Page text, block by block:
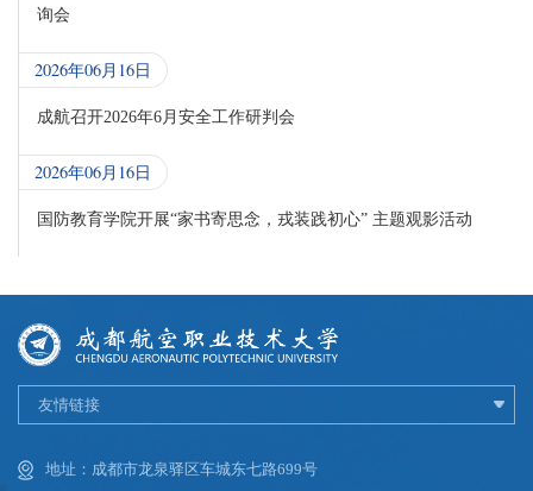
询会
2026年06月16日
成航召开2026年6月安全工作研判会
2026年06月16日
国防教育学院开展“家书寄思念，戎装践初心” 主题观影活动
友情链接
地址：成都市龙泉驿区车城东七路699号